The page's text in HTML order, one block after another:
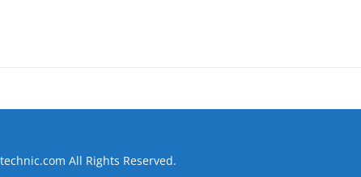
All Rights Reserved.